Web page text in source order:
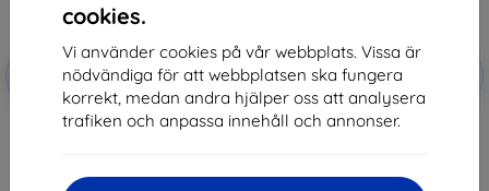
cookies.
Vi använder cookies på vår webbplats. Vissa är
nödvändiga för att webbplatsen ska fungera
korrekt, medan andra hjälper oss att analysera
trafiken och anpassa innehåll och annonser.
Rabatt
med
kupong
EXTRA10
Etui Samsung Carbon Standing
824 kr
-10%
Rabatt
med
kupong
EXTRA10
Etui Samsung Carbon Standing
824 kr